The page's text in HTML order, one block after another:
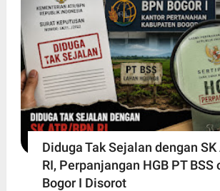
Diduga Tak Sejalan dengan SK
RI, Perpanjangan HGB PT BSS
Bogor I Disorot